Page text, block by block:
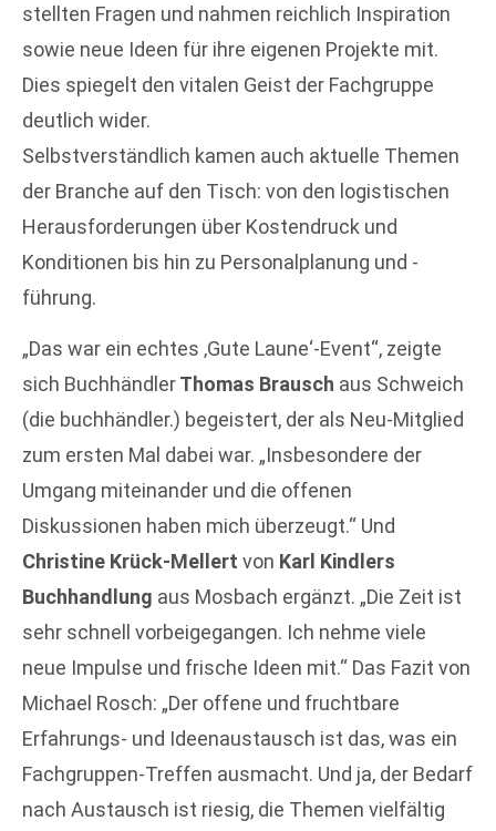
stellten Fragen und nahmen reichlich Inspiration
sowie neue Ideen für ihre eigenen Projekte mit.
Dies spiegelt den vitalen Geist der Fachgruppe
deutlich wider.
Selbstverständlich kamen auch aktuelle Themen
der Branche auf den Tisch: von den logistischen
Herausforderungen über Kostendruck und
Konditionen bis hin zu Personalplanung und -
führung.
„Das war ein echtes ‚Gute Laune‘-Event“, zeigte
sich BuchhändlerThomas Brausch aus Schweich
(die buchhändler.) begeistert, der als Neu-Mitglied
zum ersten Mal dabei war. „Insbesondere der
Umgang miteinander und die offenen
Diskussionen haben mich überzeugt.“ Und
Christine Krück-Mellert von Karl Kindlers
Buchhandlung aus Mosbach ergänzt. „Die Zeit ist
sehr schnell vorbeigegangen. Ich nehme viele
neue Impulse und frische Ideen mit.“ Das Fazit von
Michael Rosch: „Der offene und fruchtbare
Erfahrungs- und Ideenaustausch ist das, was ein
Fachgruppen-Treffen ausmacht. Und ja, der Bedarf
nach Austausch ist riesig, die Themen vielfältig